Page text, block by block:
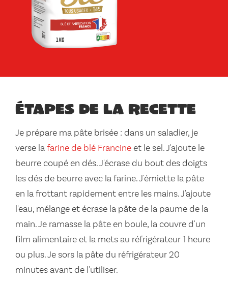
Étapes de la recette
Je prépare ma pâte brisée : dans un saladier, je
verse la farine de blé Francine et le sel. J'ajoute le
beurre coupé en dés. J'écrase du bout des doigts
les dés de beurre avec la farine. J'émiette la pâte
en la frottant rapidement entre les mains. J'ajoute
l'eau, mélange et écrase la pâte de la paume de la
main. Je ramasse la pâte en boule, la couvre d'un
film alimentaire et la mets au réfrigérateur 1 heure
ou plus. Je sors la pâte du réfrigérateur 20
minutes avant de l'utiliser.